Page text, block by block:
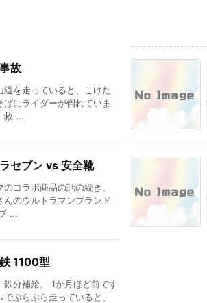
故
道を走っていると、こけた
ばにライダーが倒れていま
救 ...
セブン vs 安全靴
のコラボ商品の話の続き、
んのウルトラマンブランド
...
1100型
鉄分補給。 1か月ほど前です
でぶらぶら走っていると、